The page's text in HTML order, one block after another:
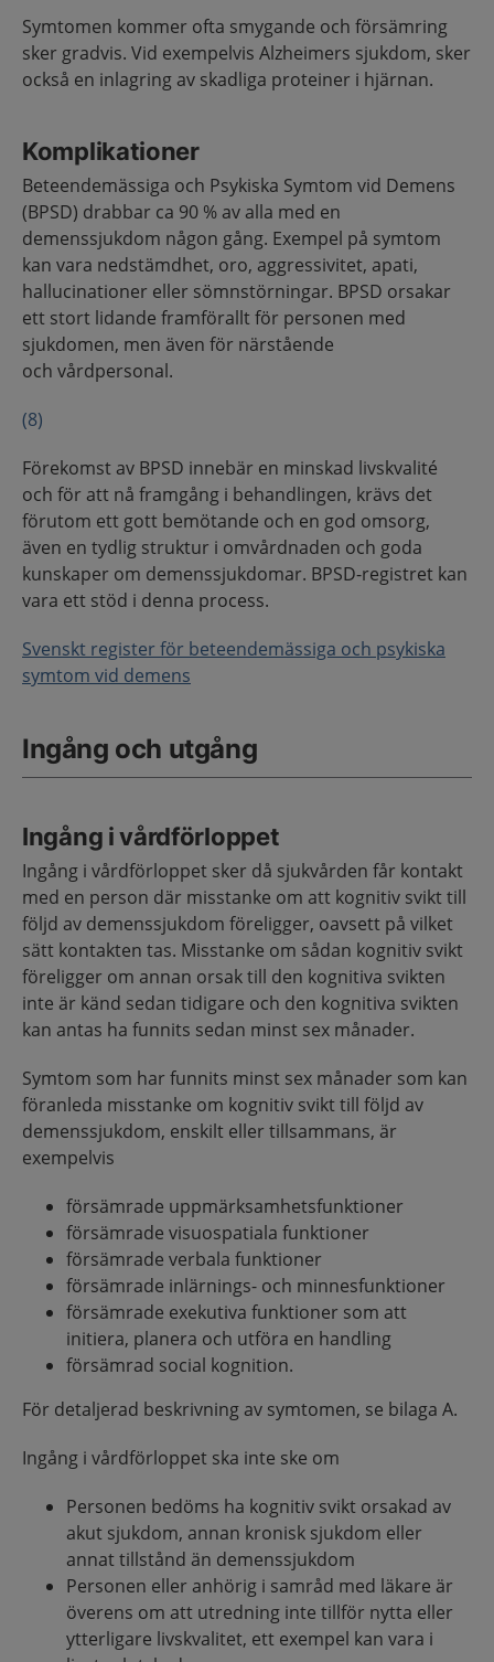
Symtomen kommer ofta smygande och försämring
sker gradvis. Vid exempelvis Alzheimers sjukdom, sker
också en inlagring av skadliga proteiner i hjärnan.
Komplikationer
Beteendemässiga och Psykiska Symtom vid Demens
(BPSD) drabbar ca 90 % av alla med en
demenssjukdom någon gång. Exempel på symtom
kan vara nedstämdhet, oro, aggressivitet, apati,
hallucinationer eller sömnstörningar. BPSD orsakar
ett stort lidande framförallt för personen med
sjukdomen, men även för närstående
och vårdpersonal.
(8)
Förekomst av BPSD innebär en minskad livskvalité
och för att nå framgång i behandlingen, krävs det
förutom ett gott bemötande och en god omsorg,
även en tydlig struktur i omvårdnaden och goda
kunskaper om demenssjukdomar. BPSD-registret kan
vara ett stöd i denna process.
Svenskt register för beteendemässiga och psykiska
symtom vid demens
Ingång och utgång
Ingång i vårdförloppet
Ingång i vårdförloppet sker då sjukvården får kontakt
med en person där misstanke om att kognitiv svikt till
följd av demenssjukdom föreligger, oavsett på vilket
sätt kontakten tas. Misstanke om sådan kognitiv svikt
föreligger om annan orsak till den kognitiva svikten
inte är känd sedan tidigare och den kognitiva svikten
kan antas ha funnits sedan minst sex månader.
Symtom som har funnits minst sex månader som kan
föranleda misstanke om kognitiv svikt till följd av
demenssjukdom, enskilt eller tillsammans, är
exempelvis
försämrade uppmärksamhetsfunktioner
försämrade visuospatiala funktioner
försämrade verbala funktioner
försämrade inlärnings- och minnesfunktioner
försämrade exekutiva funktioner som att
initiera, planera och utföra en handling
försämrad social kognition.
För detaljerad beskrivning av symtomen, se bilaga A.
Ingång i vårdförloppet ska inte ske om
Personen bedöms ha kognitiv svikt orsakad av
akut sjukdom, annan kronisk sjukdom eller
annat tillstånd än demenssjukdom
Personen eller anhörig i samråd med läkare är
överens om att utredning inte tillför nytta eller
ytterligare livskvalitet, ett exempel kan vara i